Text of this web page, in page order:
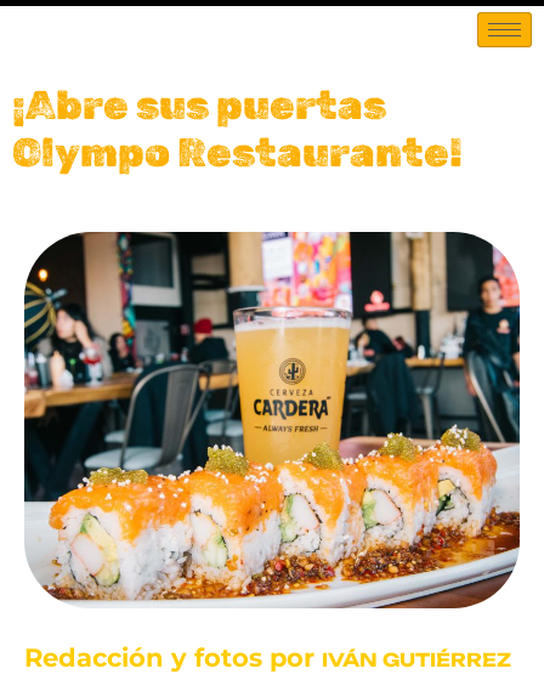
¡Abre sus puertas
Olympo Restaurante!
Redacción y fotos por IVÁN GUTIÉRREZ